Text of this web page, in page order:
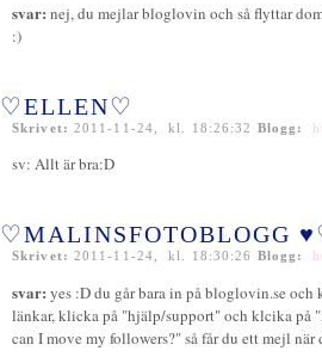
svar: nej, du mejlar bloglovin och så flyttar
:)
♡ELLEN♡
Skrivet: 2011-11-24, kl. 18:26:32 Blogg:
sv: Allt är bra:D
♡MALINSFOTOBLOGG
Skrivet: 2011-11-24, kl. 18:30:26 Blogg:
svar: yes :D du går bara in på bloglovin.se
länkar, klicka på "hjälp/support" och klcika på
can I move my followers?" så får du ett mejl